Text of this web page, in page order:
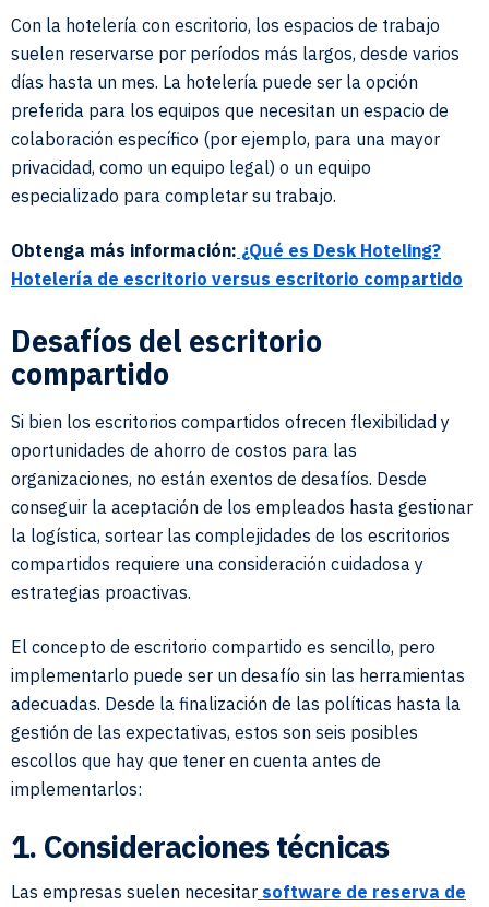
Con la hotelería con escritorio, los espacios de trabajo
suelen reservarse por períodos más largos, desde varios
días hasta un mes. La hotelería puede ser la opción
preferida para los equipos que necesitan un espacio de
colaboración específico (por ejemplo, para una mayor
privacidad, como un equipo legal) o un equipo
especializado para completar su trabajo.
Obtenga más información: ¿Qué es Desk Hoteling?
Hotelería de escritorio versus escritorio compartido
Desafíos del escritorio
compartido
Si bien los escritorios compartidos ofrecen flexibilidad y
oportunidades de ahorro de costos para las
organizaciones, no están exentos de desafíos. Desde
conseguir la aceptación de los empleados hasta gestionar
la logística, sortear las complejidades de los escritorios
compartidos requiere una consideración cuidadosa y
estrategias proactivas.
El concepto de escritorio compartido es sencillo, pero
implementarlo puede ser un desafío sin las herramientas
adecuadas. Desde la finalización de las políticas hasta la
gestión de las expectativas, estos son seis posibles
escollos que hay que tener en cuenta antes de
implementarlos:
1. Consideraciones técnicas
Las empresas suelen necesitar software de reserva de